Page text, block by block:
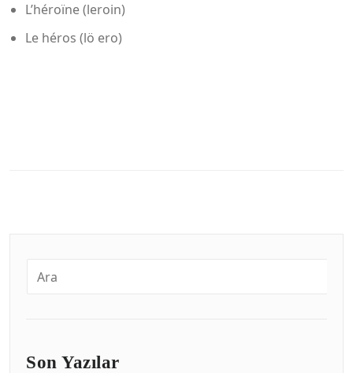
L’héroïne (leroin)
Le héros (lö ero)
Son Yazılar